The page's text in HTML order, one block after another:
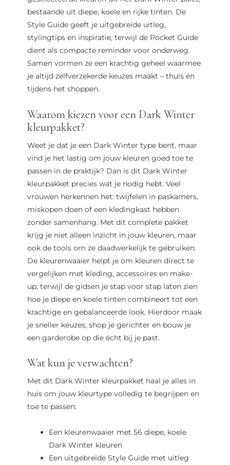
bestaande uit diepe, koele en rijke tinten. De
Style Guide geeft je uitgebreide uitleg,
stylingtips en inspiratie, terwijl de Pocket Guide
dient als compacte reminder voor onderweg.
Samen vormen ze een krachtig geheel waarmee
je altijd zelfverzekerde keuzes maakt – thuis én
tijdens het shoppen.
Waarom kiezen voor een Dark Winter
kleurpakket?
Weet je dat je een Dark Winter type bent, maar
vind je het lastig om jouw kleuren goed toe te
passen in de praktijk? Dan is dit Dark Winter
kleurpakket precies wat je nodig hebt. Veel
vrouwen herkennen het: twijfelen in paskamers,
miskopen doen of een kledingkast hebben
zonder samenhang. Met dit complete pakket
krijg je niet alleen inzicht in jouw kleuren, maar
ook de tools om ze daadwerkelijk te gebruiken.
De kleurenwaaier helpt je om kleuren direct te
vergelijken met kleding, accessoires en make-
up, terwijl de gidsen je stap voor stap laten zien
hoe je diepe en koele tinten combineert tot een
krachtige en gebalanceerde look. Hierdoor maak
je sneller keuzes, shop je gerichter en bouw je
een garderobe op die écht bij je past.
Wat kun je verwachten?
Met dit Dark Winter kleurpakket haal je alles in
huis om jouw kleurtype volledig te begrijpen en
toe te passen:
Een kleurenwaaier met 56 diepe, koele
Dark Winter kleuren
Een uitgebreide Style Guide met uitleg